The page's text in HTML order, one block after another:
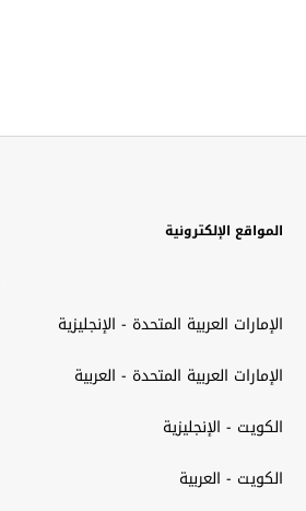
المواقع الإلكترونية
الإمارات العربية المتحدة - الإنجليزية
الإمارات العربية المتحدة - العربية
الكويت - الإنجليزية
الكويت - العربية